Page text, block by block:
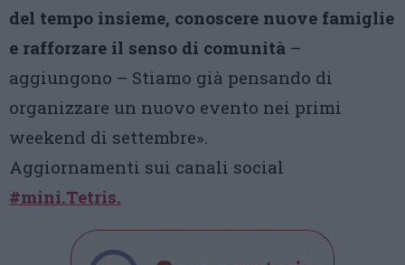
del tempo insieme, conoscere nuove famiglie
e rafforzare il senso di comunità –
aggiungono – Stiamo già pensando di
organizzare un nuovo evento nei primi
weekend di settembre».
Aggiornamenti sui canali social
#mini.Tetris.